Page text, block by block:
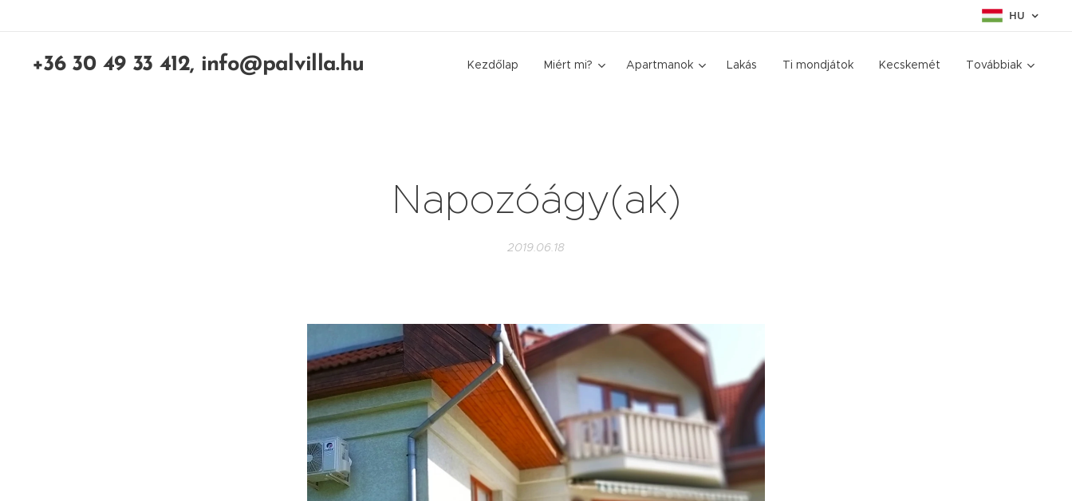
HU
+36 30 49 33 412, info@palvilla.hu Kezdőlap Miért mi? Apartmanok Lakás Ti mondjátok Kecskemét Továbbiak
Napozóágy(ak)
2019.06.18